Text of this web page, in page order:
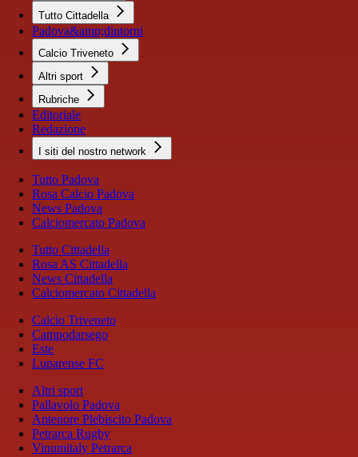
Tutto Cittadella
Padova&amp;dintorni
Calcio Triveneto
Altri sport
Rubriche
Editoriale
Redazione
I siti del nostro network
Tutto Padova
Rosa Calcio Padova
News Padova
Calciomercato Padova
Tutto Cittadella
Rosa AS Cittadella
News Cittadella
Calciomercato Cittadella
Calcio Triveneto
Campodarsego
Este
Luparense FC
Altri sport
Pallavolo Padova
Antenore Plebiscito Padova
Petrarca Rugby
Vinumitaly Petrarca